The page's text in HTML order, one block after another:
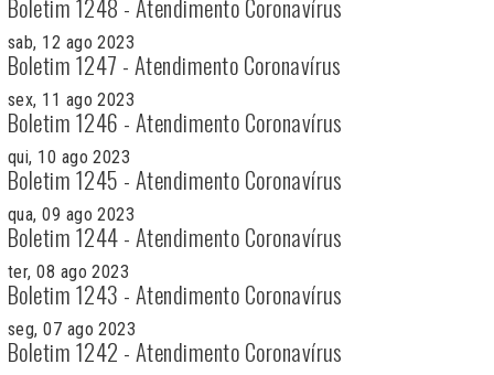
Boletim 1248 - Atendimento Coronavírus
sab, 12 ago 2023
Boletim 1247 - Atendimento Coronavírus
sex, 11 ago 2023
Boletim 1246 - Atendimento Coronavírus
qui, 10 ago 2023
Boletim 1245 - Atendimento Coronavírus
qua, 09 ago 2023
Boletim 1244 - Atendimento Coronavírus
ter, 08 ago 2023
Boletim 1243 - Atendimento Coronavírus
seg, 07 ago 2023
Boletim 1242 - Atendimento Coronavírus